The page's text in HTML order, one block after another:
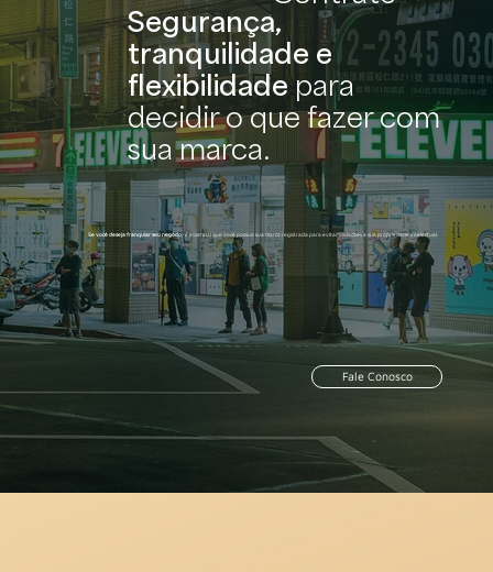
Segurança,
tranquilidade e
flexibilidadepara
decidir o que fazer com
sua marca.
Fale Conosco
Se você deseja franquiar seu negócio, é essencial que você possua sua marca registrada para evitar violações a sua propriedade intelectual.